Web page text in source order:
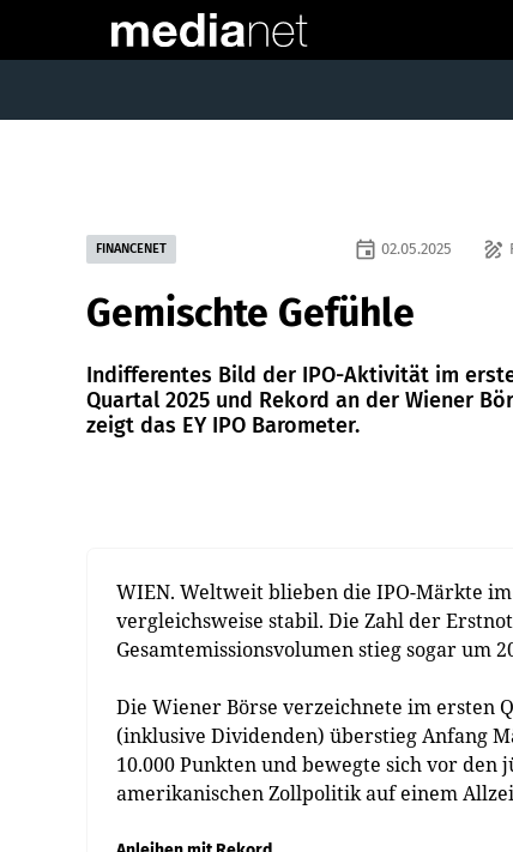
FINANCENET draw
event 02.05.2025
Gemischte Gefühle
Indifferentes Bild der IPO-Aktivität im
Quartal 2025 und Rekord an der Wiener
zeigt das EY IPO Barometer.
WIEN. Weltweit blieben die IPO-Märkte
vergleichsweise stabil. Die Zahl der
Gesamtemissionsvolumen stieg sogar um
Die Wiener Börse verzeichnete im ersten
(inklusive Dividenden) überstieg Anfang
10.000 Punkten und bewegte sich vor
amerikanischen Zollpolitik auf einem